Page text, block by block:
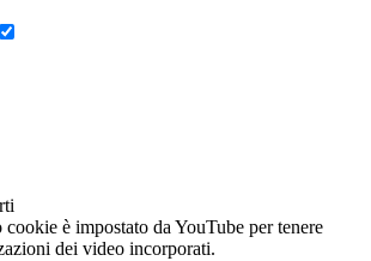
cookie è impostato da YouTube per tenere
dei video incorporati.